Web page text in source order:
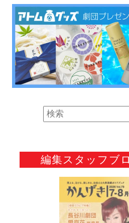
編集スタッフブ